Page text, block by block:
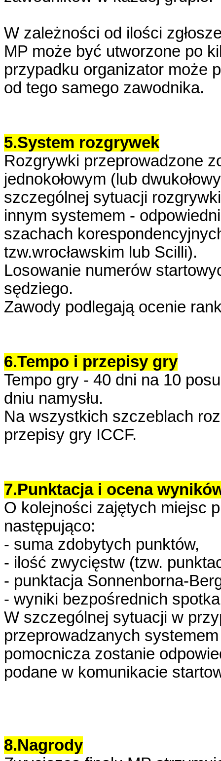
W zależności od ilości
MP może być utworzone po
przypadku organizator może
od tego samego zawodnika.
5.System rozgrywek
Rozgrywki przeprowadzone
jednokołowym (lub
szczególnej sytuacji
innym systemem -
szachach
tzw.wrocławskim lub Scilli).
Losowanie numerów
sędziego.
Zawody podlegają ocenie
6.Tempo i przepisy gry
Tempo gry - 40 dni na 10
dniu namysłu.
Na wszystkich szczeblach
przepisy gry ICCF.
7.Punktacja i ocena
O kolejności zajętych miejsc
następująco:
- suma zdobytych punktów,
- ilość zwycięstw (tzw.
- punktacja Sonnenborna-
- wyniki bezpośrednich
W szczególnej sytuacji w
przeprowadzanych
pomocnicza zostanie
podane w komunikacie
8.Nagrody